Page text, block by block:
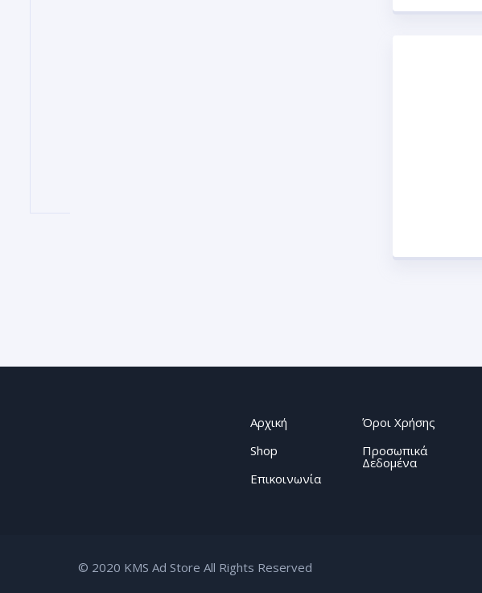
Αρχική
Shop
Επικοινωνία
Όροι Χρήσης
Προσωπικά
Δεδομένα
© 2020 KMS Ad Store All Rights Reserved